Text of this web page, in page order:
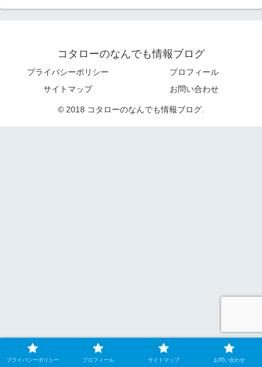
コタローのなんでも情報ブログ
プライバシーポリシー
プロフィール
サイトマップ
お問い合わせ
© 2018 コタローのなんでも情報ブログ.
プライバシーポリシー プロフィール サイトマップ お問い合わせ